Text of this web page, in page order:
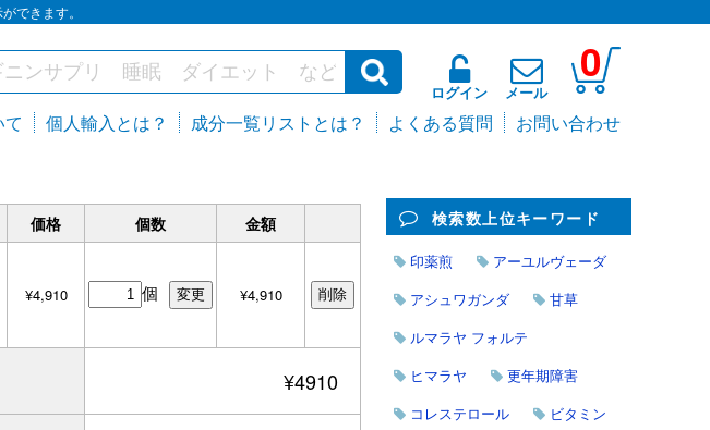
できます。
ログイン メール
0
個人輸入とは？ 成分一覧リストとは？ よくある質問 お問い合わせ
価格 個数 金額
¥4,910 個 ¥4,910
¥4910
検索数上位キーワード
印薬煎
アーユルヴェーダ
アシュワガンダ
甘草
ルマラヤ フォルテ
ヒマラヤ
更年期障害
コレステロール
ビタミン